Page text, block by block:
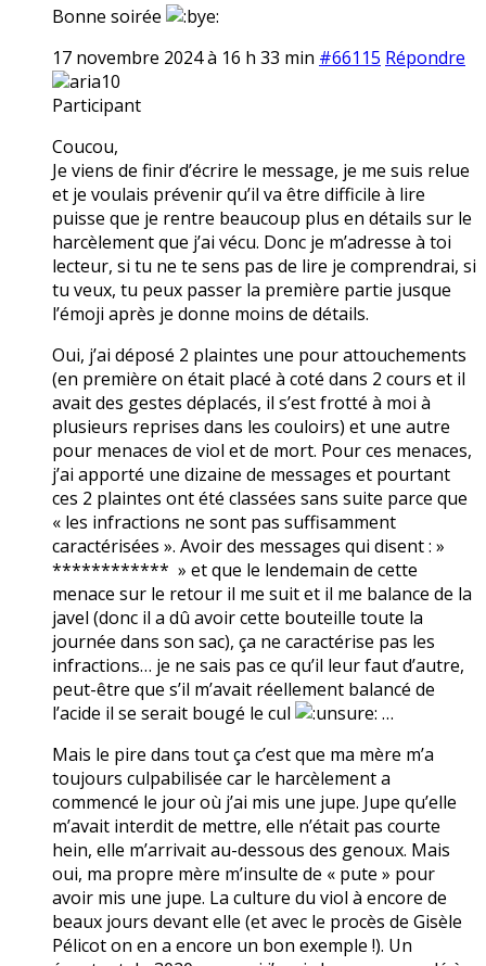
Bonne soirée
17 novembre 2024 à 16 h 33 min #66115 Répondre
aria10
Participant
Coucou,
Je viens de finir d’écrire le message, je me suis relue
et je voulais prévenir qu’il va être difficile à lire
puisse que je rentre beaucoup plus en détails sur le
harcèlement que j’ai vécu. Donc je m’adresse à toi
lecteur, si tu ne te sens pas de lire je comprendrai, si
tu veux, tu peux passer la première partie jusque
l’émoji après je donne moins de détails.
Oui, j’ai déposé 2 plaintes une pour attouchements
(en première on était placé à coté dans 2 cours et il
avait des gestes déplacés, il s’est frotté à moi à
plusieurs reprises dans les couloirs) et une autre
pour menaces de viol et de mort. Pour ces menaces,
j’ai apporté une dizaine de messages et pourtant
ces 2 plaintes ont été classées sans suite parce que
« les infractions ne sont pas suffisamment
caractérisées ». Avoir des messages qui disent : »
************ » et que le lendemain de cette
menace sur le retour il me suit et il me balance de la
javel (donc il a dû avoir cette bouteille toute la
journée dans son sac), ça ne caractérise pas les
infractions… je ne sais pas ce qu’il leur faut d’autre,
peut-être que s’il m’avait réellement balancé de
l’acide il se serait bougé le cul
…
Mais le pire dans tout ça c’est que ma mère m’a
toujours culpabilisée car le harcèlement a
commencé le jour où j’ai mis une jupe. Jupe qu’elle
m’avait interdit de mettre, elle n’était pas courte
hein, elle m’arrivait au-dessous des genoux. Mais
oui, ma propre mère m’insulte de « pute » pour
avoir mis une jupe. La culture du viol à encore de
beaux jours devant elle (et avec le procès de Gisèle
Pélicot on en a encore un bon exemple !). Un